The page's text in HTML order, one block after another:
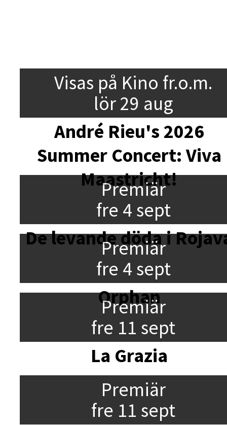
Visas på Kino fr.o.m.
lör 29 aug
André Rieu's 2026
Summer Concert: Viva
Maastricht!
Premiär
fre 4 sept
De levande döda i
Premiär
fre 4 sept
Orphan
Premiär
fre 11 sept
La Grazia
Premiär
fre 11 sept